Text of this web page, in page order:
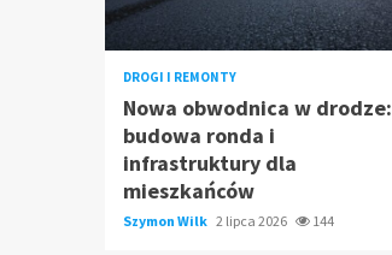
DROGI I REMONTY
Nowa obwodnica w drodze:
budowa ronda i
infrastruktury dla
mieszkańców
Szymon Wilk 2 lipca 2026 144